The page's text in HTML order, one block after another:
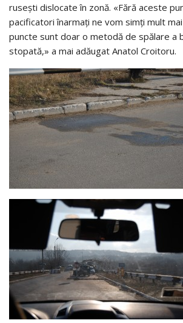
ruseşti dislocate în zonă. «Fără aceste
pacificatori înarmaţi ne vom simţi mult
puncte sunt doar o metodă de spălare a
stopată,» a mai adăugat Anatol Croitoru.